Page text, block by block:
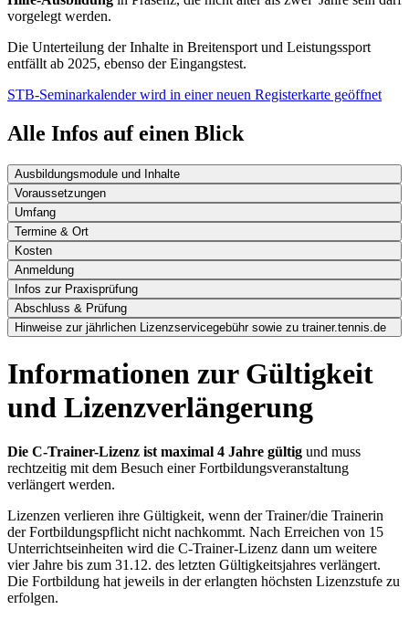
vorgelegt werden.
Die Unterteilung der Inhalte in Breitensport und Leistungssport
entfällt ab 2025, ebenso der Eingangstest.
STB-Seminarkalender wird in einer neuen Registerkarte geöffnet
Alle Infos auf einen Blick
Ausbildungsmodule und Inhalte
Voraussetzungen
Umfang
Termine & Ort
Kosten
Anmeldung
Infos zur Praxisprüfung
Abschluss & Prüfung
Hinweise zur jährlichen Lizenzservicegebühr sowie zu trainer.tennis.de
Informationen zur Gültigkeit
und Lizenzverlängerung
Die C-Trainer-Lizenz ist maximal 4 Jahre gültig und muss
rechtzeitig mit dem Besuch einer Fortbildungsveranstaltung
verlängert werden.
Lizenzen verlieren ihre Gültigkeit, wenn der Trainer/die Trainerin
der Fortbildungspflicht nicht nachkommt. Nach Erreichen von 15
Unterrichtseinheiten wird die C-Trainer-Lizenz dann um weitere
vier Jahre bis zum 31.12. des letzten Gültigkeitsjahres verlängert.
Die Fortbildung hat jeweils in der erlangten höchsten Lizenzstufe zu
erfolgen.